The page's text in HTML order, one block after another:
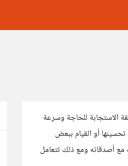
الاستجابة للحاجة وسرعة
أو القيام ببعض
مع أصدقائه ومع ذلك تتعامل